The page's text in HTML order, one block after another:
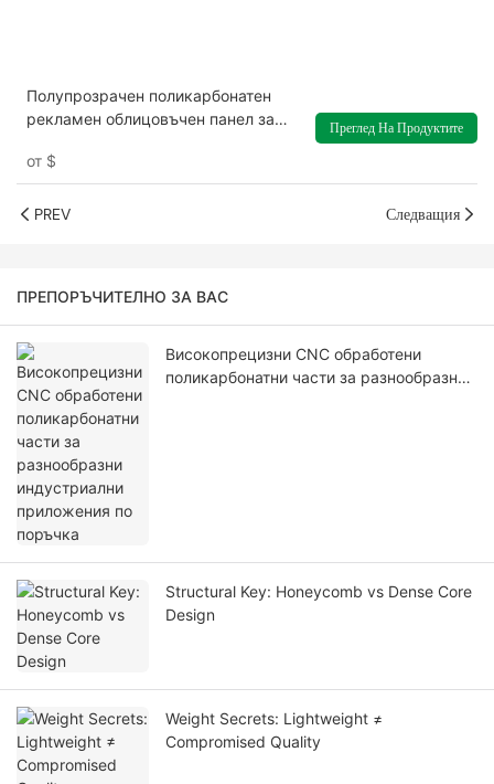
Полупрозрачен поликарбонатен
рекламен облицовъчен панел за
от $
Преглед На Продуктите
PREV Следващия
ПРЕПОРЪЧИТЕЛНО ЗА ВАС
Високопрецизни CNC обработени
поликарбонатни части за разнообразни
Structural Key: Honeycomb vs Dense Core
Design
Weight Secrets: Lightweight ≠
Compromised Quality